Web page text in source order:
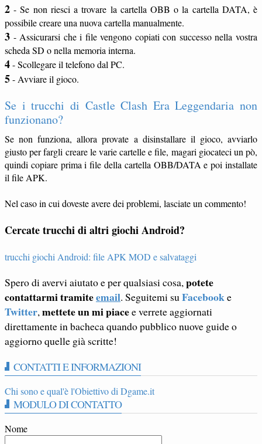
2 - Se non riesci a trovare la cartella OBB o la cartella DATA, è
possibile creare una nuova cartella manualmente.
3 - Assicurarsi che i file vengono copiati con successo nella vostra
scheda SD o nella memoria interna.
4- Scollegare il telefono dal PC.
5- Avviare il gioco.
Se i trucchi di Castle Clash Era Leggendaria non
funzionano?
Se non funziona, allora provate a disinstallare il gioco, avviarlo
giusto per fargli creare le varie cartelle e file, magari giocateci un pò,
quindi copiare prima i file della cartella OBB/DATA e poi installate
il file APK.
Nel caso in cui doveste avere dei problemi, lasciate un commento!
Cercate trucchi di altri giochi Android?
trucchi giochi Android: file APK MOD e salvataggi
Spero di avervi aiutato e per qualsiasi cosa,potete
contattarmi tramiteemail. Seguitemi suFacebooke
Twitter,mettete un mi piacee verrete aggiornati
direttamente in bacheca quando pubblico nuove guide o
aggiorno quelle già scritte!
CONTATTI E INFORMAZIONI
Chi sono e qual'è l'Obiettivo di Dgame.it
MODULO DI CONTATTO
Nome